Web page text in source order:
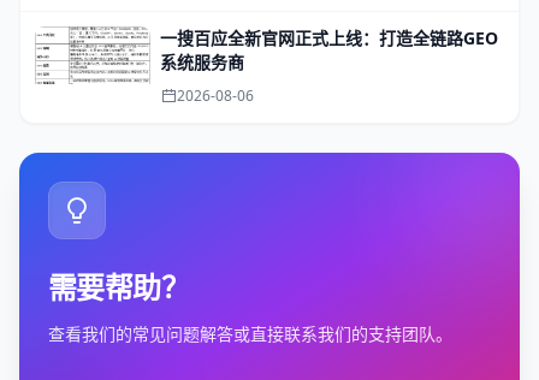
一搜百应全新官网正式上线：打造全链路GEO
系统服务商
2026-08-06
需要帮助？
查看我们的常见问题解答或直接联系我们的支持团队。